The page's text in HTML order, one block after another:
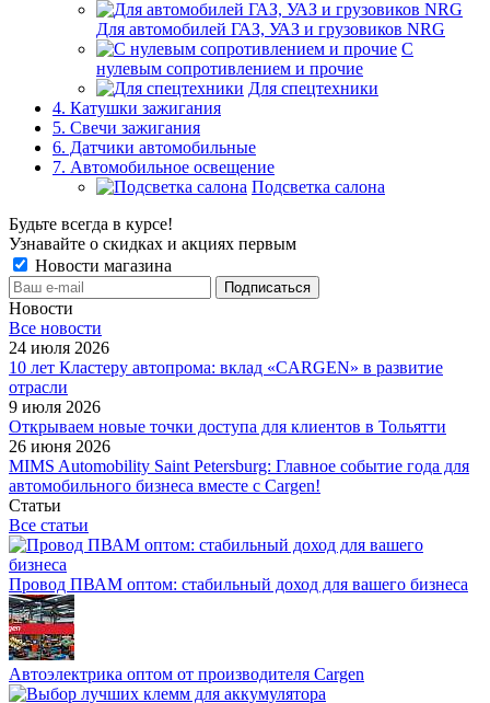
Для автомобилей ГАЗ, УАЗ и грузовиков NRG
С
нулевым сопротивлением и прочие
Для спецтехники
4. Катушки зажигания
5. Свечи зажигания
6. Датчики автомобильные
7. Автомобильное освещение
Подсветка салона
Будьте всегда в курсе!
Узнавайте о скидках и акциях первым
Новости магазина
Новости
Все новости
24 июля 2026
10 лет Кластеру автопрома: вклад «CARGEN» в развитие
отрасли
9 июля 2026
Открываем новые точки доступа для клиентов в Тольятти
26 июня 2026
MIMS Automobility Saint Petersburg: Главное событие года для
автомобильного бизнеса вместе с Cargen!
Статьи
Все статьи
Провод ПВАМ оптом: стабильный доход для вашего бизнеса
Автоэлектрика оптом от производителя Cargen